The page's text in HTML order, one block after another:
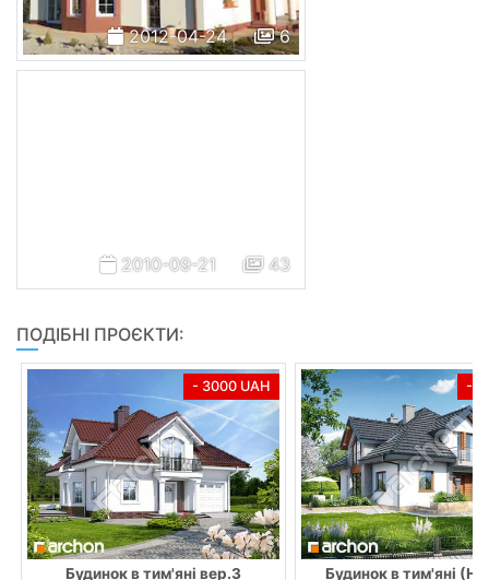
2012-04-24 6
- 3000 UAH
Будинок в тим'яні вер.3
-
Будинок в тим'яні (Н)